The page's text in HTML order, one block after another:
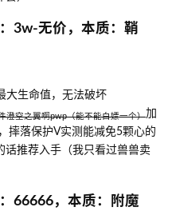
3w-无价，本质：鞘
大生命值，无法破坏
澄空之翼啊pwp（能不能白嫖一个）加
，摔落保护V实测能减免5颗心的
话推荐入手（我只看过兽兽卖
66666，本质：附魔